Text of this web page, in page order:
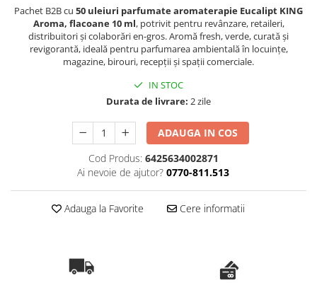
Odorizante auto cu pulverizator
Odorizante de cameră cu bețe
ratan
Difuzoare profesionale de parfum
Rezerve parfum pentru difuzoare
CADOURI & Evenimente
Produse Religioase
Consumabile Ritualice
Decor & Obiecte Design
Pachet B2B cu 50 uleiuri parfumate aromaterapie Eucalipt KING
Aroma, flacoane 10 ml, potrivit pentru revânzare, retaileri,
distribuitori și colaborări en-gros. Aromă fresh, verde, curată și
revigorantă, ideală pentru parfumarea ambientală în locuințe,
magazine, birouri, recepții și spații comerciale.
IN STOC
Durata de livrare: 2 zile
ADAUGA IN COS
Cod Produs: 6425634002871
Ai nevoie de ajutor? 0770-811.513
Adauga la Favorite Cere informatii